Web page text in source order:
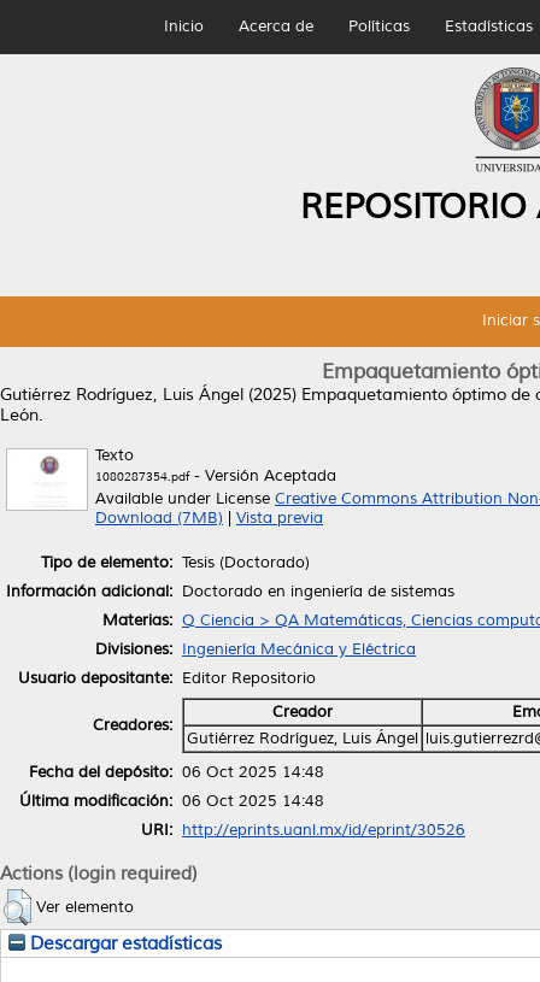
Inicio Acerca de Políticas Estadísticas
Iniciar
Empaquetamiento
Gutiérrez Rodríguez, Luis Ángel (2025) Empaquetamiento óptimo de
León.
Texto
1080287354.pdf- Versión Aceptada
Available under License Creative Commons Attribution
Download (7MB)
Vista previa
Tipo de elemento: Tesis (Doctorado)
Información adicional: Doctorado en ingeniería de sistemas
Materias: Q Ciencia > QA Matemáticas, Ciencias
Divisiones: Ingeniería Mecánica y Eléctrica
Usuario depositante: Editor Repositorio
Creadores:
Creador
Gutiérrez Rodríguez, Luis Ángel
Fecha del depósito: 06 Oct 2025 14:48
Última modificación: 06 Oct 2025 14:48
URI: http://eprints.uanl.mx/id/eprint/30526
Actions (login required)
Ver elemento
Descargar estadísticas